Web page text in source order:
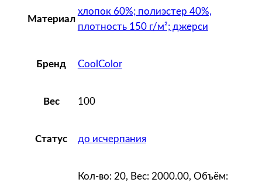
W
Материал
хлопок 60%; полиэстер 40%,
плотность 150 г/м²; джерси
Бренд CoolColor
Вес 100
Статус до исчерпания
Кол-во: 20, Вес: 2000.00, Объём: